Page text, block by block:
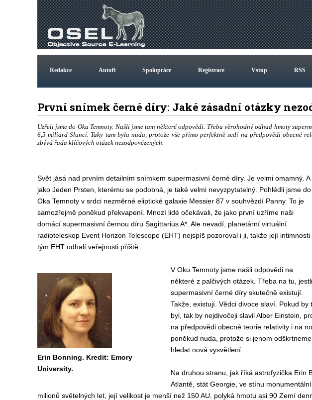
Redakce Autoři Spolupráce Registrace Vstup RSS
První snímek černé díry: Jaké zásadní otázky
Uzřeli jsme do Oka Temnoty. Našli jsme tam některé odpovědi. Třeba věrohodný odhad hmoty
6,5 miliard Sluncí. Taky tam byla nuda, protože vše přímo perfektně sedí na předpovědi obecné
zbývá řada klíčových otázek nezodpovězených.
Svět jásá nad prvním detailním snímkem supermasivní černé díry. Je velmi omamný. A
jako Jeden Prsten, kterému se podobná, je také velmi nevyzpytatelný. Pohlédli jsme do
Oka Temnoty v srdci nezměrné eliptické galaxie Messier 87 v souhvězdí Panny. To je
samozřejmě poněkud překvapení. Mnozí lidé očekávali, že jako první uzříme naši
domácí supermasivní černou díru Sagittarius A*. Ale nevadí, planetární virtuální
radioteleskop Event Horizon Telescope (EHT) nejspíš pozoroval i ji, takže její intimnosti
tým EHT odhalí veřejnosti příště.
Erin Bonning. Kredit: Emory
University.
V Oku Temnoty jsme našli odpovědi na
některé z palčivých otázek. Třeba na tu, jestli
supermasivní černé díry skutečně existují.
Takže, existují. Vědci divoce slaví. Pokud by
byl, tak by nejdivočeji slavil Alber Einstein,
na předpovědi obecné teorie relativity i na
poněkud nuda, protože si jenom
hledat nová vysvětlení.
Na druhou stranu, jak říká astrofyzička Erin
Atlantě, stát Georgie, ve stínu
milionů světelných let, její velikost je menší než 150 AU, polyká hmotu asi 90 Zemí